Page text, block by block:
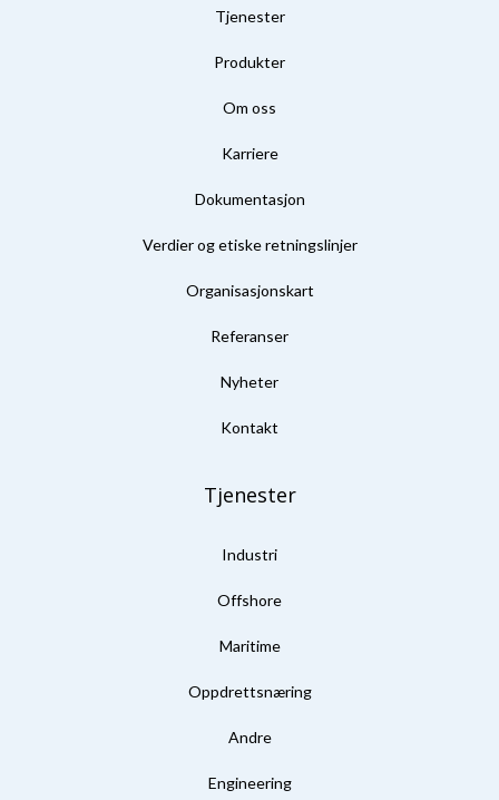
Tjenester
Produkter
Om oss
Karriere
Dokumentasjon
Verdier og etiske retningslinjer
Organisasjonskart
Referanser
Nyheter
Kontakt
Tjenester
Industri
Offshore
Maritime
Oppdrettsnæring
Andre
Engineering